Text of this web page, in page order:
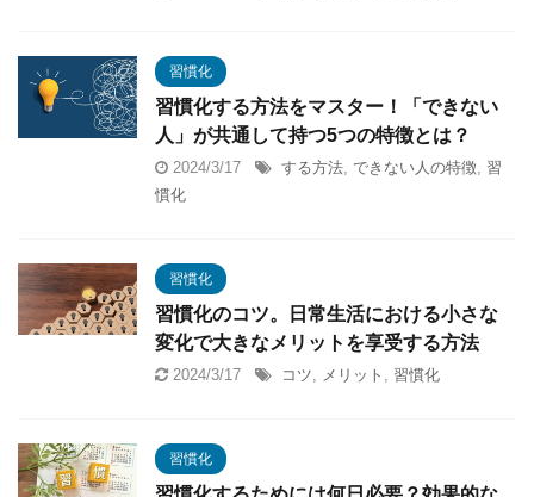
習慣化
習慣化する方法をマスター！「できない
人」が共通して持つ5つの特徴とは？
2024/3/17 する方法, できない人の特徴, 習
慣化
習慣化
習慣化のコツ。日常生活における小さな
変化で大きなメリットを享受する方法
2024/3/17 コツ, メリット , 習慣化
習慣化